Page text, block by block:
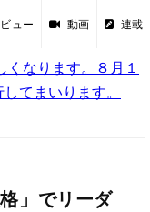
ュー 動画 連載
なります。８月１
てまいります。
」でリーダ